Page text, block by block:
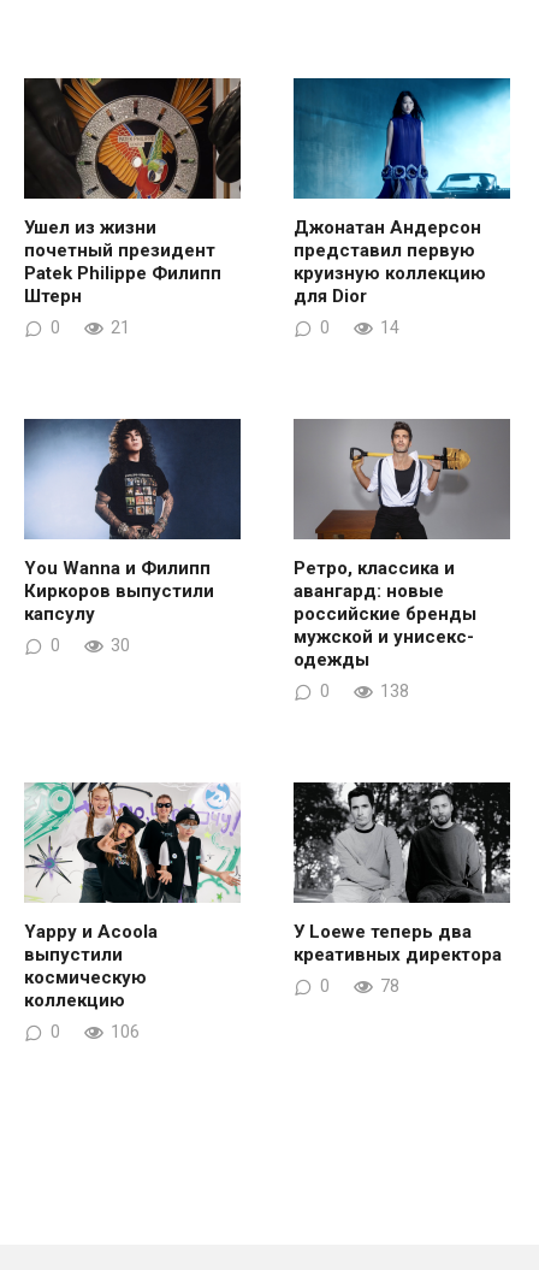
Ушел из жизни
почетный президент
Patek Philippe Филипп
Штерн
0 21
Джонатан Андерсон
представил первую
круизную коллекцию
для Dior
0 14
You Wanna и Филипп
Киркоров выпустили
капсулу
0 30
Ретро, классика и
авангард: новые
российские бренды
мужской и унисекс-
одежды
0 138
Yappy и Acoola
выпустили
космическую
коллекцию
0 106
У Loewe теперь два
креативных директора
0 78